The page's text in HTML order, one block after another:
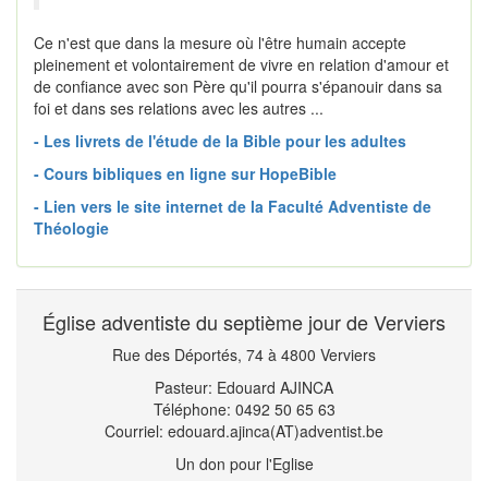
Ce n'est que dans la mesure où l'être humain accepte
pleinement et volontairement de vivre en relation d'amour et
de confiance avec son Père qu'il pourra s'épanouir dans sa
foi et dans ses relations avec les autres ...
- Les livrets de l'étude de la Bible pour les adultes
- Cours bibliques en ligne sur HopeBible
- Lien vers le site internet de la Faculté Adventiste de
Théologie
Église adventiste du septième jour de Verviers
Rue des Déportés, 74 à 4800 Verviers
Pasteur: Edouard AJINCA
Téléphone: 0492 50 65 63
Courriel: edouard.ajinca(AT)adventist.be
Un don pour l'Eglise